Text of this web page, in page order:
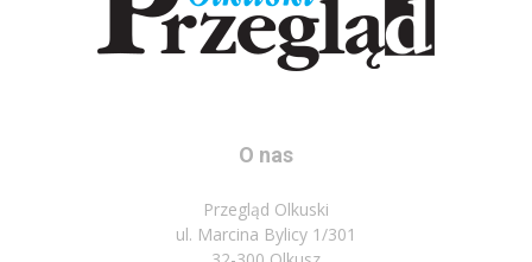
O nas
Przegląd Olkuski
ul. Marcina Bylicy 1/301